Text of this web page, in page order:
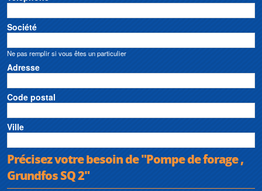
Société
Ne pas remplir si vous êtes un particulier
Adresse
Code postal
Ville
Précisez votre besoin de "Pompe de forage ,
Grundfos SQ 2"